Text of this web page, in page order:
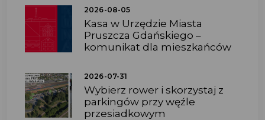
2026-08-05
Kasa w Urzędzie Miasta
Pruszcza Gdańskiego –
komunikat dla mieszkańców
2026-07-31
Wybierz rower i skorzystaj z
parkingów przy węźle
przesiadkowym